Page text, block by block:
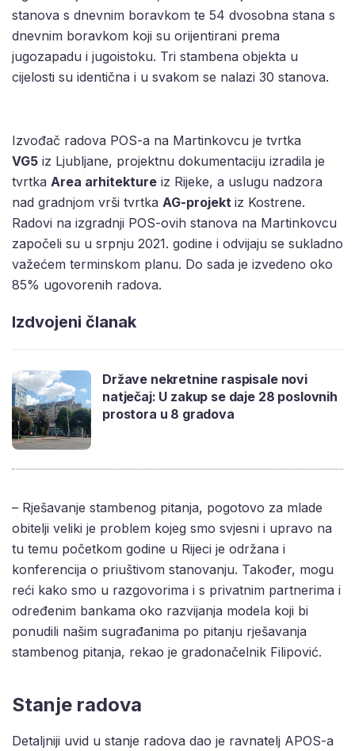
stanova s dnevnim boravkom te 54 dvosobna stana s
dnevnim boravkom koji su orijentirani prema
jugozapadu i jugoistoku. Tri stambena objekta u
cijelosti su identična i u svakom se nalazi 30 stanova.
Izvođač radova POS-a na Martinkovcu je tvrtka
VG5 iz Ljubljane, projektnu dokumentaciju izradila je
tvrtka Area arhitekture iz Rijeke, a uslugu nadzora
nad gradnjom vrši tvrtka AG-projekt iz Kostrene.
Radovi na izgradnji POS-ovih stanova na Martinkovcu
započeli su u srpnju 2021. godine i odvijaju se sukladno
važećem terminskom planu. Do sada je izvedeno oko
85% ugovorenih radova.
Izdvojeni članak
Države nekretnine raspisale novi
natječaj: U zakup se daje 28 poslovnih
prostora u 8 gradova
– Rješavanje stambenog pitanja, pogotovo za mlade
obitelji veliki je problem kojeg smo svjesni i upravo na
tu temu početkom godine u Rijeci je održana i
konferencija o priuštivom stanovanju. Također, mogu
reći kako smo u razgovorima i s privatnim partnerima i
određenim bankama oko razvijanja modela koji bi
ponudili našim sugrađanima po pitanju rješavanja
stambenog pitanja, rekao je gradonačelnik Filipović.
Stanje radova
Detaljniji uvid u stanje radova dao je ravnatelj APOS-a